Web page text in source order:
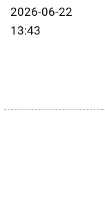
2026-06-22
13:43